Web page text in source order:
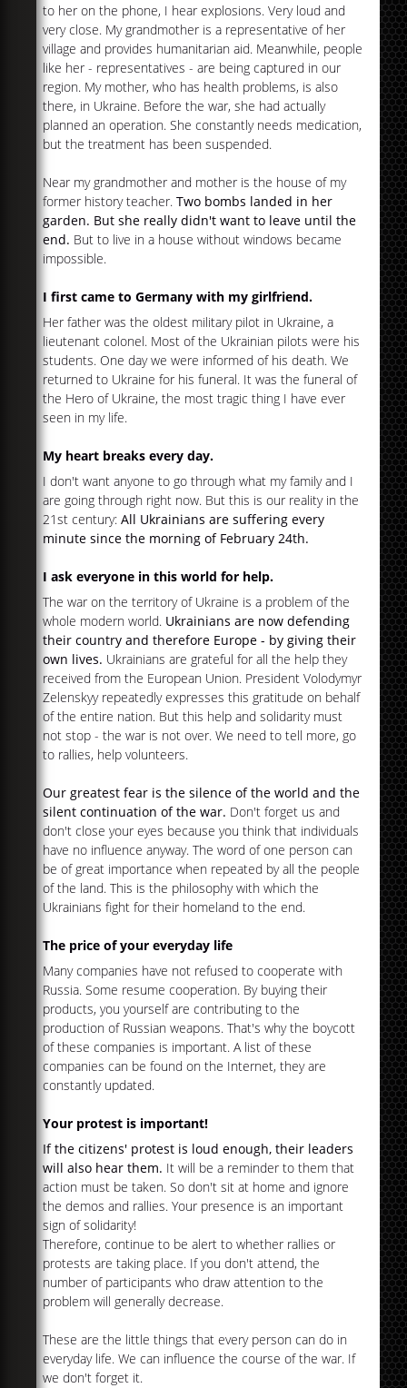
to her on the phone, I hear explosions. Very loud and
very close. My grandmother is a representative of her
village and provides humanitarian aid. Meanwhile, people
like her - representatives - are being captured in our
region. My mother, who has health problems, is also
there, in Ukraine. Before the war, she had actually
planned an operation. She constantly needs medication,
but the treatment has been suspended.
Near my grandmother and mother is the house of my
former history teacher.Two bombs landed in her
garden. But she really didn't want to leave until the
end. But to live in a house without windows became
impossible.
I first came to Germany with my girlfriend.
Her father was the oldest military pilot in Ukraine, a
lieutenant colonel. Most of the Ukrainian pilots were his
students. One day we were informed of his death. We
returned to Ukraine for his funeral. It was the funeral of
the Hero of Ukraine, the most tragic thing I have ever
seen in my life.
My heart breaks every day.
I don't want anyone to go through what my family and I
are going through right now. But this is our reality in the
21st century:All Ukrainians are suffering every
minute since the morning of February 24th.
I ask everyone in this world for help.
The war on the territory of Ukraine is a problem of the
whole modern world. Ukrainians are now defending
their country and therefore Europe - by giving their
own lives. Ukrainians are grateful for all the help they
received from the European Union. President Volodymyr
Zelenskyy repeatedly expresses this gratitude on behalf
of the entire nation. But this help and solidarity must
not stop - the war is not over. We need to tell more, go
to rallies, help volunteers.
Our greatest fear is the silence of the world and the
silent continuation of the war. Don't forget us and
don't close your eyes because you think that individuals
have no influence anyway. The word of one person can
be of great importance when repeated by all the people
of the land. This is the philosophy with which the
Ukrainians fight for their homeland to the end.
The price of your everyday life
Many companies have not refused to cooperate with
Russia. Some resume cooperation. By buying their
products, you yourself are contributing to the
production of Russian weapons. That's why the boycott
of these companies is important. A list of these
companies can be found on the Internet, they are
constantly updated.
Your protest is important!
If the citizens' protest is loud enough, their leaders
will also hear them. It will be a reminder to them that
action must be taken. So don't sit at home and ignore
the demos and rallies. Your presence is an important
sign of solidarity!
Therefore, continue to be alert to whether rallies or
protests are taking place. If you don't attend, the
number of participants who draw attention to the
problem will generally decrease.
These are the little things that every person can do in
everyday life. We can influence the course of the war. If
we don't forget it.